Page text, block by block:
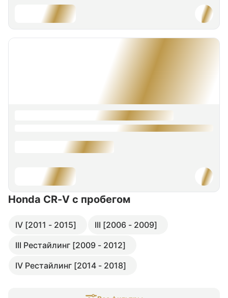
Honda CR-V с пробегом
IV [2011 - 2015]
III [2006 - 2009]
III Рестайлинг [2009 - 2012]
IV Рестайлинг [2014 - 2018]